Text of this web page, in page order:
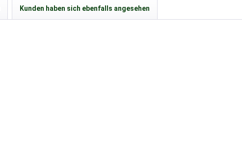
Kunden haben sich ebenfalls angesehen